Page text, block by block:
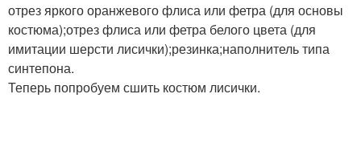
отрез яркого оранжевого флиса или фетра (для основы
костюма);отрез флиса или фетра белого цвета (для
имитации шерсти лисички);резинка;наполнитель типа
синтепона.
Теперь попробуем сшить костюм лисички.